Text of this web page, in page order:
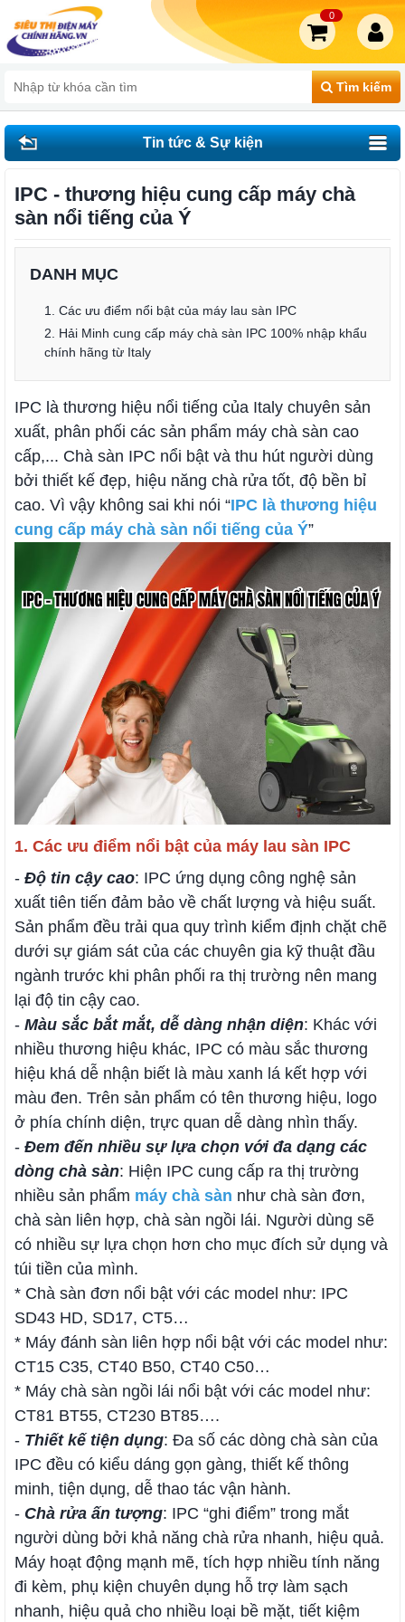
Tìm kiếm
0
Tin tức & Sự kiện
IPC - thương hiệu cung cấp máy chà
sàn nổi tiếng của Ý
DANH MỤC
1. Các ưu điểm nổi bật của máy lau sàn IPC
2. Hải Minh cung cấp máy chà sàn IPC 100% nhập khẩu
chính hãng từ Italy
IPC là thương hiệu nổi tiếng của Italy chuyên sản
xuất, phân phối các sản phẩm máy chà sàn cao
cấp,... Chà sàn IPC nổi bật và thu hút người dùng
bởi thiết kế đẹp, hiệu năng chà rửa tốt, độ bền bỉ
cao. Vì vậy không sai khi nói “IPC là thương hiệu
cung cấp máy chà sàn nổi tiếng của Ý”
1. Các ưu điểm nổi bật của máy lau sàn IPC
- Độ tin cậy cao: IPC ứng dụng công nghệ sản
xuất tiên tiến đảm bảo về chất lượng và hiệu suất.
Sản phẩm đều trải qua quy trình kiểm định chặt chẽ
dưới sự giám sát của các chuyên gia kỹ thuật đầu
ngành trước khi phân phối ra thị trường nên mang
lại độ tin cậy cao.
- Màu sắc bắt mắt, dễ dàng nhận diện: Khác với
nhiều thương hiệu khác, IPC có màu sắc thương
hiệu khá dễ nhận biết là màu xanh lá kết hợp với
màu đen. Trên sản phẩm có tên thương hiệu, logo
ở phía chính diện, trực quan dễ dàng nhìn thấy.
- Đem đến nhiều sự lựa chọn với đa dạng các
dòng chà sàn: Hiện IPC cung cấp ra thị trường
nhiều sản phẩm máy chà sàn như chà sàn đơn,
chà sàn liên hợp, chà sàn ngồi lái. Người dùng sẽ
có nhiều sự lựa chọn hơn cho mục đích sử dụng và
túi tiền của mình.
* Chà sàn đơn nổi bật với các model như: IPC
SD43 HD, SD17, CT5…
* Máy đánh sàn liên hợp nổi bật với các model như:
CT15 C35, CT40 B50, CT40 C50…
* Máy chà sàn ngồi lái nổi bật với các model như:
CT81 BT55, CT230 BT85….
- Thiết kế tiện dụng: Đa số các dòng chà sàn của
IPC đều có kiểu dáng gọn gàng, thiết kế thông
minh, tiện dụng, dễ thao tác vận hành.
- Chà rửa ấn tượng: IPC “ghi điểm” trong mắt
người dùng bởi khả năng chà rửa nhanh, hiệu quả.
Máy hoạt động mạnh mẽ, tích hợp nhiều tính năng
đi kèm, phụ kiện chuyên dụng hỗ trợ làm sạch
nhanh, hiệu quả cho nhiều loại bề mặt, tiết kiệm